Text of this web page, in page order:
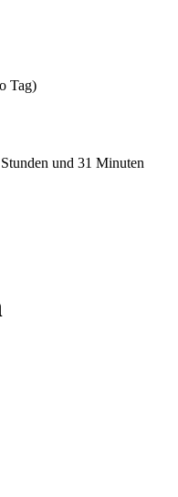
Tag)
und 31 Minuten